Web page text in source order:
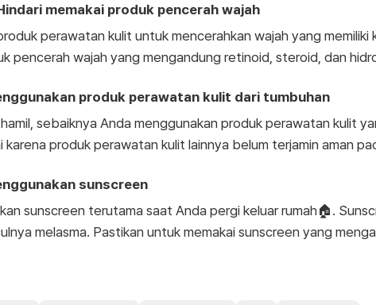
memakai produk pencerah wajah
perawatan kulit untuk mencerahkan wajah yang
pencerah wajah yang mengandung retinoid, steroid, dan
produk perawatan kulit dari tumbuhan
sebaiknya Anda menggunakan produk perawatan kulit
karena produk perawatan kulit lainnya belum terjamin aman
sunscreen
sunscreen terutama saat Anda pergi keluar rumah🏠.
melasma. Pastikan untuk memakai sunscreen yang